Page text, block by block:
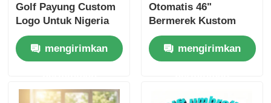
Golf Payung Custom
Logo Untuk Nigeria
Bisnis Hadiah
mengirimkan
Otomatis 46"
Bermerek Kustom
(Perlindungan UV40+)
mengirimkan